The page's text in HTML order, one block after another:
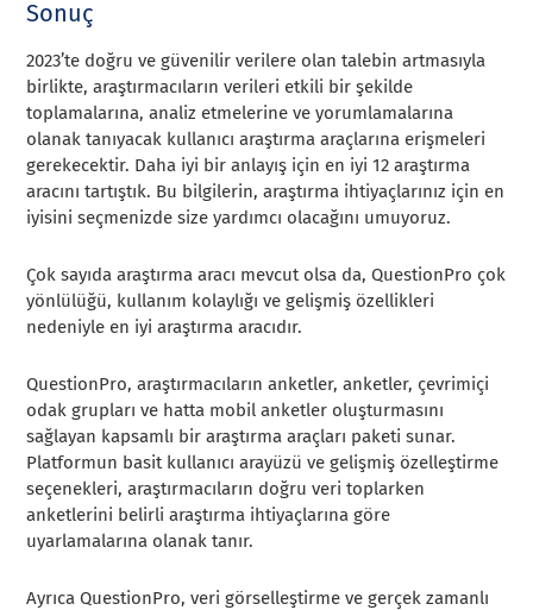
Sonuç
2023’te doğru ve güvenilir verilere olan talebin artmasıyla
birlikte, araştırmacıların verileri etkili bir şekilde
toplamalarına, analiz etmelerine ve yorumlamalarına
olanak tanıyacak kullanıcı araştırma araçlarına erişmeleri
gerekecektir. Daha iyi bir anlayış için en iyi 12 araştırma
aracını tartıştık. Bu bilgilerin, araştırma ihtiyaçlarınız için en
iyisini seçmenizde size yardımcı olacağını umuyoruz.
Çok sayıda araştırma aracı mevcut olsa da, QuestionPro çok
yönlülüğü, kullanım kolaylığı ve gelişmiş özellikleri
nedeniyle en iyi araştırma aracıdır.
QuestionPro, araştırmacıların anketler, anketler, çevrimiçi
odak grupları ve hatta mobil anketler oluşturmasını
sağlayan kapsamlı bir araştırma araçları paketi sunar.
Platformun basit kullanıcı arayüzü ve gelişmiş özelleştirme
seçenekleri, araştırmacıların doğru veri toplarken
anketlerini belirli araştırma ihtiyaçlarına göre
uyarlamalarına olanak tanır.
Ayrıca QuestionPro, veri görselleştirme ve gerçek zamanlı